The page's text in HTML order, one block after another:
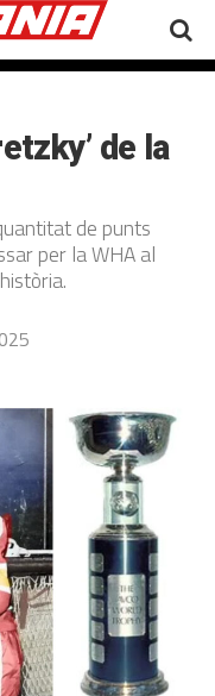
de la
de punts
per la WHA al